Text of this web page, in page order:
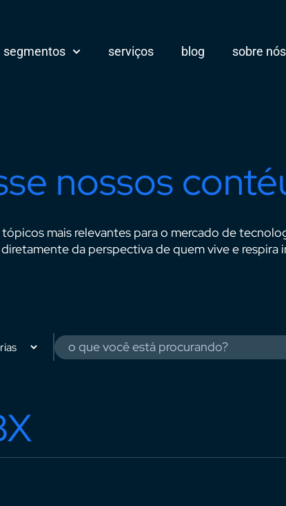
segmentos serviços blog sobre nós
nossos
tópicos mais relevantes para o mercado de
da perspectiva de quem vive e respira